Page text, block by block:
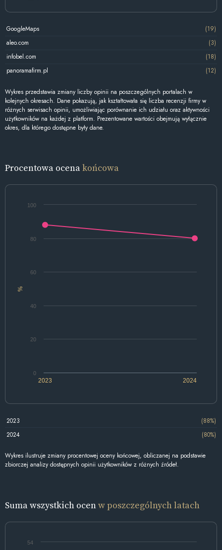
GoogleMaps
(19)
aleo.com
(3)
infobel.com
(18)
panoramafirm.pl
(12)
Wykres przedstawia zmiany liczby opinii na poszczególnych portalach w
kolejnych okresach. Dane pokazują, jak kształtowała się liczba recenzji firmy w
różnych serwisach opinii, umożliwiając porównanie ich udziału oraz aktywności
użytkowników na każdej z platform. Prezentowane wartości obejmują wyłącznie
okres, dla którego dostępne były dane.
Procentowa ocenakońcowa
%
2023 2024
0
20
40
60
80
100
2023
(88%)
2024
(80%)
Wykres ilustruje zmiany procentowej oceny końcowej, obliczanej na podstawie
zbiorczej analizy dostępnych opinii użytkowników z różnych źródeł.
Suma wszystkich ocenw poszczególnych latach
54